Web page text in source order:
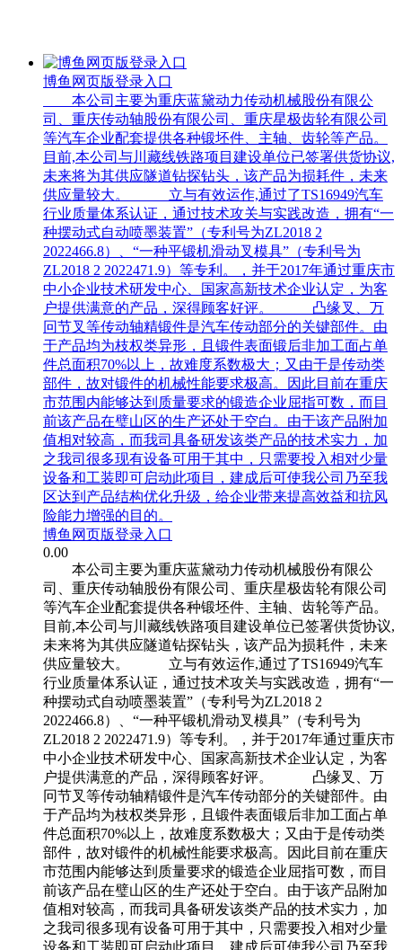
博鱼网页版登录入口
本公司主要为重庆蓝黛动力传动机械股份有限公
司、重庆传动轴股份有限公司、重庆星极齿轮有限公司
等汽车企业配套提供各种锻坯件、主轴、齿轮等产品。
目前,本公司与川藏线铁路项目建设单位已签署供货协议,
未来将为其供应隧道钻探钻头，该产品为损耗件，未来
供应量较大。 立与有效运作,通过了TS16949汽车
行业质量体系认证，通过技术攻关与实践改造，拥有“一
种摆动式自动喷墨装置”（专利号为ZL2018 2
2022466.8）、“一种平锻机滑动叉模具”（专利号为
ZL2018 2 2022471.9）等专利。，并于2017年通过重庆市
中小企业技术研发中心、国家高新技术企业认定，为客
户提供满意的产品，深得顾客好评。 凸缘叉、万
冋节叉等传动轴精锻件是汽车传动部分的关键部件。由
于产品均为枝权类异形，且锻件表面锻后非加工面占单
件总面积70%以上，故难度系数极大；又由于是传动类
部件，故对锻件的机械性能要求极高。因此目前在重庆
市范围内能够达到质量要求的锻造企业屈指可数，而目
前该产品在璧山区的生产还处于空白。由于该产品附加
值相对较高，而我司具备研发该类产品的技术实力，加
之我司很多现有设备可用于其中，只需要投入相对少量
设备和工装即可启动此项目，建成后可使我公司乃至我
区达到产品结构优化升级，给企业带来提高效益和抗风
险能力增强的目的。
博鱼网页版登录入口
0.00
本公司主要为重庆蓝黛动力传动机械股份有限公
司、重庆传动轴股份有限公司、重庆星极齿轮有限公司
等汽车企业配套提供各种锻坯件、主轴、齿轮等产品。
目前,本公司与川藏线铁路项目建设单位已签署供货协议,
未来将为其供应隧道钻探钻头，该产品为损耗件，未来
供应量较大。 立与有效运作,通过了TS16949汽车
行业质量体系认证，通过技术攻关与实践改造，拥有“一
种摆动式自动喷墨装置”（专利号为ZL2018 2
2022466.8）、“一种平锻机滑动叉模具”（专利号为
ZL2018 2 2022471.9）等专利。，并于2017年通过重庆市
中小企业技术研发中心、国家高新技术企业认定，为客
户提供满意的产品，深得顾客好评。 凸缘叉、万
冋节叉等传动轴精锻件是汽车传动部分的关键部件。由
于产品均为枝权类异形，且锻件表面锻后非加工面占单
件总面积70%以上，故难度系数极大；又由于是传动类
部件，故对锻件的机械性能要求极高。因此目前在重庆
市范围内能够达到质量要求的锻造企业屈指可数，而目
前该产品在璧山区的生产还处于空白。由于该产品附加
值相对较高，而我司具备研发该类产品的技术实力，加
之我司很多现有设备可用于其中，只需要投入相对少量